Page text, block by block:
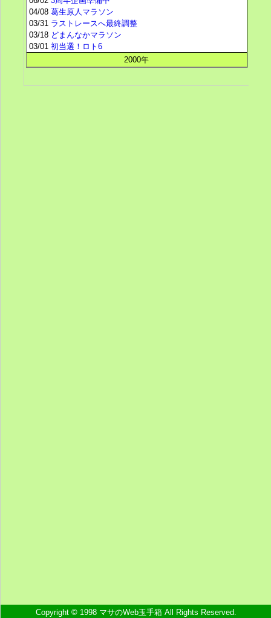
Copyright © 1998 マサのWeb玉手箱 All Rights Reserved.